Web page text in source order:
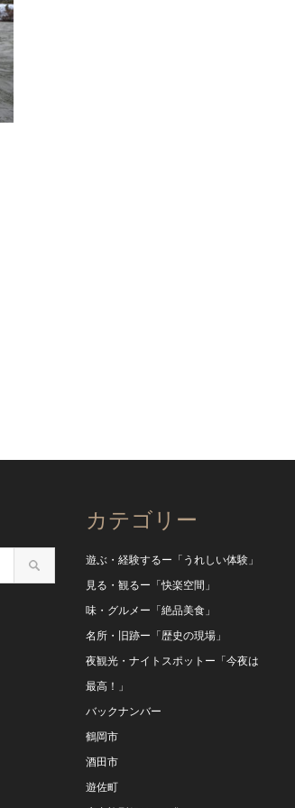
カテゴリー
遊ぶ・経験するー「うれしい体験」
見る・観るー「快楽空間」
味・グルメー「絶品美食」
名所・旧跡ー「歴史の現場」
夜観光・ナイトスポットー「今夜は
最高！」
バックナンバー
鶴岡市
酒田市
遊佐町